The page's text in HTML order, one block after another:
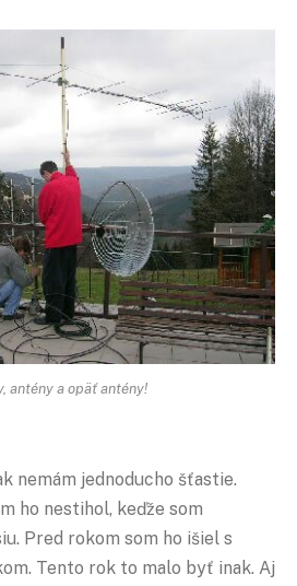
antény a opäť antény!
nemám jednoducho šťastie.
ho nestihol, keďže som
Pred rokom som ho išiel s
Tento rok to malo byť inak. Aj